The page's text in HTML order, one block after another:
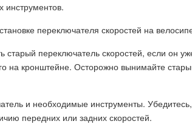
инструментов.
переключателя скоростей на
старый переключатель скоростей, если он
на кронштейне. Осторожно вынимайте
и необходимые инструменты.
передних или задних скоростей.